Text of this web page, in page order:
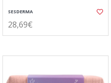
SESDERMA
28,69€